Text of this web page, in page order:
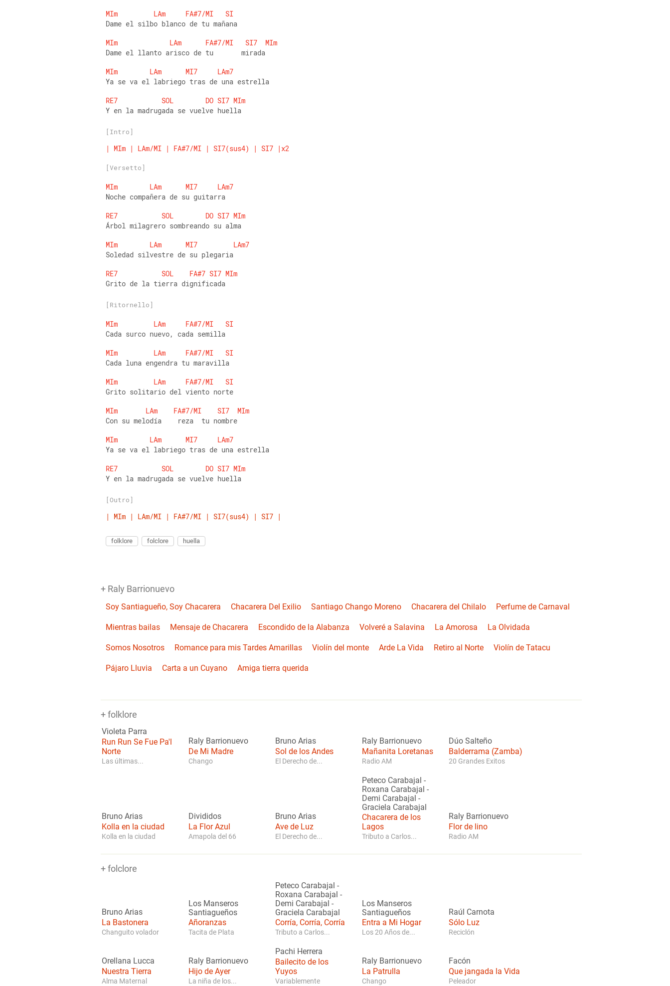
MIm
LAm FA#7/MI
SI
Dame el silbo blanco de tu mañana
MIm
LAm FA#7/MI SI7
MIm
Dame el llanto arisco de tu       mirada
MIm
LAm MI7
LAm7
Ya se va el labriego tras de una estrella
RE7
SOL DO SI7 MIm
Y en la madrugada se vuelve huella
[Intro]
| MIm | LAm/MI | FA#7/MI | SI7(sus4) | SI7 |x2
[Versetto]
MIm LAm MI7
LAm7
Noche compañera de su guitarra
RE7
SOL DO SI7 MIm
Árbol milagrero sombreando su alma
MIm
LAm MI7
LAm7
Soledad silvestre de su plegaria
RE7
SOL FA#7 SI7 MIm
Grito de la tierra dignificada
[Ritornello]
MIm LAm FA#7/MI
SI
Cada surco nuevo, cada semilla
MIm
LAm FA#7/MI
SI
Cada luna engendra tu maravilla
MIm
LAm FA#7/MI
SI
Grito solitario del viento norte
MIm
LAm FA#7/MI SI7
MIm
Con su melodía    reza  tu nombre
MIm
LAm MI7
LAm7
Ya se va el labriego tras de una estrella
RE7
SOL DO SI7 MIm
Y en la madrugada se vuelve huella
[Outro]
| MIm | LAm/MI | FA#7/MI | SI7(sus4) | SI7 |
folklore folclore huella
+ Raly Barrionuevo
Soy Santiagueño, Soy Chacarera Chacarera Del Exilio Santiago Chango Moreno Chacarera del Chilalo Perfume de Carnaval
Mientras bailas Mensaje de Chacarera Escondido de la Alabanza Volveré a Salavina La Amorosa La Olvidada
Somos Nosotros Romance para mis Tardes Amarillas Violín del monte Arde La Vida Retiro al Norte Violín de Tatacu
Pájaro Lluvia Carta a un Cuyano Amiga tierra querida
+ folklore
Violeta Parra
Run Run Se Fue Pa'l
Norte
Las últimas...
Raly Barrionuevo
De Mi Madre
Chango
Bruno Arias
Sol de los Andes
El Derecho de...
Raly Barrionuevo
Mañanita Loretanas
Radio AM
Dúo Salteño
Balderrama (Zamba)
20 Grandes Exitos
Bruno Arias
Kolla en la ciudad
Kolla en la ciudad
Divididos
La Flor Azul
Amapola del 66
Bruno Arias
Ave de Luz
El Derecho de...
Peteco Carabajal -
Roxana Carabajal -
Demi Carabajal -
Graciela Carabajal
Chacarera de los
Lagos
Tributo a Carlos...
Raly Barrionuevo
Flor de lino
Radio AM
+ folclore
Bruno Arias
La Bastonera
Changuito volador
Los Manseros
Santiagueños
Añoranzas
Tacita de Plata
Peteco Carabajal -
Roxana Carabajal -
Demi Carabajal -
Graciela Carabajal
Corría, Corría, Corría
Tributo a Carlos...
Los Manseros
Santiagueños
Entra a Mi Hogar
Los 20 Años de...
Raúl Carnota
Sólo Luz
Reciclón
Orellana Lucca
Nuestra Tierra
Alma Maternal
Raly Barrionuevo
Hijo de Ayer
La niña de los...
Pachi Herrera
Bailecito de los
Yuyos
Variablemente
Raly Barrionuevo
La Patrulla
Chango
Facón
Que jangada la Vida
Peleador